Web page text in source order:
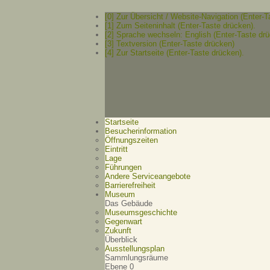
[0] Zur Übersicht / Website-Navigation (Enter-
[1] Zum Seiteninhalt (Enter-Taste drücken).
[2] Sprache wechseln: English (Enter-Taste
[3] Textversion (Enter-Taste drücken)
[4] Zur Startseite (Enter-Taste drücken).
Startseite
Besucherinformation
Öffnungszeiten
Eintritt
Lage
Führungen
Andere Serviceangebote
Barrierefreiheit
Museum
Das Gebäude
Museumsgeschichte
Gegenwart
Zukunft
Überblick
Ausstellungsplan
Sammlungsräume
Ebene 0